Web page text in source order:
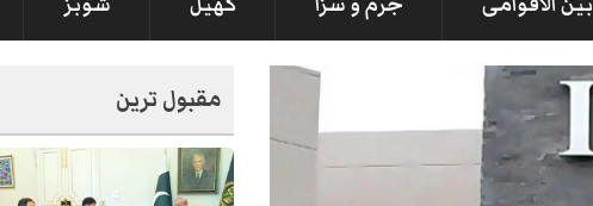
مقبول ترین